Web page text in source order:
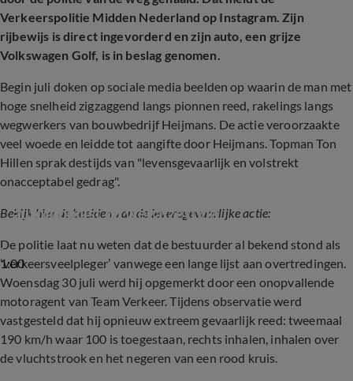
Verkeerspolitie Midden Nederland op Instagram. Zijn
rijbewijs is direct ingevorderd en zijn auto, een grijze
Volkswagen Golf, is in beslag genomen.
Begin juli doken op sociale media beelden op waarin de man met
hoge snelheid zigzaggend langs pionnen reed, rakelings langs
wegwerkers van bouwbedrijf Heijmans. De actie veroorzaakte
veel woede en leidde tot aangifte door Heijmans. Topman Ton
Hillen sprak destijds van "levensgevaarlijk en volstrekt
onacceptabel gedrag".
Bekijk hier de beelden van de levensgevaarlijke actie:
1:00
Woede over levensgevaarlijk rijgedrag
automobilist bij wegafzetting
De politie laat nu weten dat de bestuurder al bekend stond als
‘verkeersveelpleger’ vanwege een lange lijst aan overtredingen.
Woensdag 30 juli werd hij opgemerkt door een onopvallende
motoragent van Team Verkeer. Tijdens observatie werd
vastgesteld dat hij opnieuw extreem gevaarlijk reed: tweemaal
190 km/h waar 100 is toegestaan, rechts inhalen, inhalen over
de vluchtstrook en het negeren van een rood kruis.